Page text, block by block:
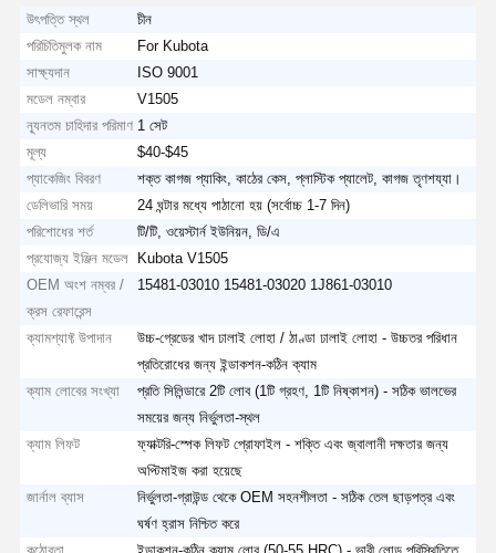
উৎপত্তি স্থল
চীন
পরিচিতিমুলক নাম
For Kubota
সাক্ষ্যদান
ISO 9001
মডেল নম্বার
V1505
ন্যূনতম চাহিদার পরিমাণ 1 সেট
মূল্য
$40-$45
প্যাকেজিং বিবরণ
শক্ত কাগজ প্যাকিং, কাঠের কেস, প্লাস্টিক প্যালেট, কাগজ তৃণশয্যা।
ডেলিভারি সময়
24 ঘন্টার মধ্যে পাঠানো হয় (সর্বোচ্চ 1-7 দিন)
পরিশোধের শর্ত
টি/টি, ওয়েস্টার্ন ইউনিয়ন, ডি/এ
প্রযোজ্য ইঞ্জিন মডেল
Kubota V1505
OEM অংশ নম্বর /
ক্রস রেফারেন্স
15481-03010 15481-03020 1J861-03010
ক্যামশ্যাফ্ট উপাদান
উচ্চ-গ্রেডের খাদ ঢালাই লোহা / ঠাণ্ডা ঢালাই লোহা - উচ্চতর পরিধান
প্রতিরোধের জন্য ইন্ডাকশন-কঠিন ক্যাম
ক্যাম লোবের সংখ্যা
প্রতি সিলিন্ডারে 2টি লোব (1টি গ্রহণ, 1টি নিষ্কাশন) - সঠিক ভালভের
সময়ের জন্য নির্ভুলতা-স্থল
ক্যাম লিফট
ফ্যাক্টরি-স্পেক লিফট প্রোফাইল - শক্তি এবং জ্বালানী দক্ষতার জন্য
অপ্টিমাইজ করা হয়েছে
জার্নাল ব্যাস
নির্ভুলতা-গ্রাউন্ড থেকে OEM সহনশীলতা - সঠিক তেল ছাড়পত্র এবং
ঘর্ষণ হ্রাস নিশ্চিত করে